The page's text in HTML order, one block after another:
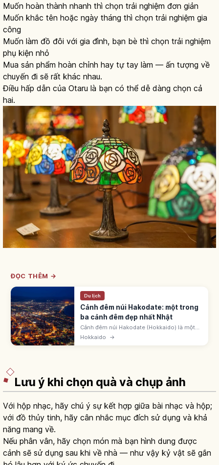
Muốn hoàn thành nhanh thì chọn trải nghiệm đơn giản
Muốn khắc tên hoặc ngày tháng thì chọn trải nghiệm gia
công
Muốn làm đồ đôi với gia đình, bạn bè thì chọn trải nghiệm
phụ kiện nhỏ
Mua sản phẩm hoàn chỉnh hay tự tay làm — ấn tượng về
chuyến đi sẽ rất khác nhau.
Điều hấp dẫn của Otaru là bạn có thể dễ dàng chọn cả
hai.
ĐỌC THÊM →
Du lịch
Cảnh đêm núi Hakodate: một trong
ba cảnh đêm đẹp nhất Nhật
Cảnh đêm núi Hakodate (Hokkaido) là một
trong ba cảnh đêm đẹp nhất Nhật Bản, 3 sao
Hokkaido →
Lưu ý khi chọn quà và chụp ảnh
Với hộp nhạc, hãy chú ý sự kết hợp giữa bài nhạc và hộp;
với đồ thủy tinh, hãy cân nhắc mục đích sử dụng và khả
năng mang về.
Nếu phân vân, hãy chọn món mà bạn hình dung được
cảnh sẽ sử dụng sau khi về nhà — như vậy kỷ vật sẽ gắn